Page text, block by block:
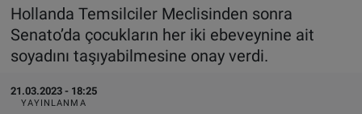
Hollanda Temsilciler Meclisinden sonra
Senato’da çocukların her iki ebeveynine ait
soyadını taşıyabilmesine onay verdi.
21.03.2023 - 18:25
YAYINLANMA
AVUSTURYA
SAĞLIK - YAŞAM
BİLİM-TEKNOLOJİ
DÜNYA
BİLİM-TEKNOLOJİ
SAĞLIK
Tüm Manşetler
Son Dakika Haberleri
Haber Arşivi